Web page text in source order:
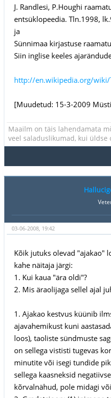
J. Randlesi, P.Houghi
entsüklopeedia. Tln.1998,
ja
Sünnimaa kirjastuse
Siin inglise keeles
http://en.wikipedia.org/wiki/
[Muudetud: 15-3-2009
Maailm on täis lahendamata
veel saladuslikumad, kui üldse
03-06-2008, 19:42
Kõik jutuks olevad "ajakao"
kahe näitaja järgi:
1. Kui kaua "ära oldi"?
2. Mis äraolijaga sellel ajal
1. Ajakao kestvus küünib
ajavahemikust kuni
loos), taoliste sündmuste
on sellega vististi tugevas
minutite või isegi tundide
sellega kaasneksid
kõrvalnähud, pole midagi